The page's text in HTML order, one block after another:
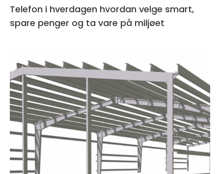
Telefon i hverdagen hvordan velge smart,
spare penger og ta vare på miljøet